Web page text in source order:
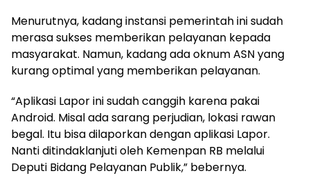
Menurutnya, kadang instansi pemerintah ini sudah
merasa sukses memberikan pelayanan kepada
masyarakat. Namun, kadang ada oknum ASN yang
kurang optimal yang memberikan pelayanan.
“Aplikasi Lapor ini sudah canggih karena pakai
Android. Misal ada sarang perjudian, lokasi rawan
begal. Itu bisa dilaporkan dengan aplikasi Lapor.
Nanti ditindaklanjuti oleh Kemenpan RB melalui
Deputi Bidang Pelayanan Publik,” bebernya.